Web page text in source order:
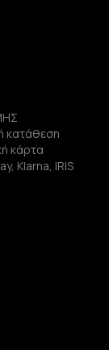
κατάθεση
κάρτα
Klarna, IRIS